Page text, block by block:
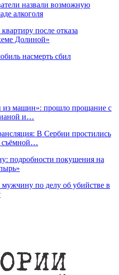
назвали возможную
алкоголя
после отказа
Долиной»
насмерть сбил
из машин»: прошло прощание с
и…
В Сербии простились
съёмной…
подробности покушения на
по делу об убийстве в